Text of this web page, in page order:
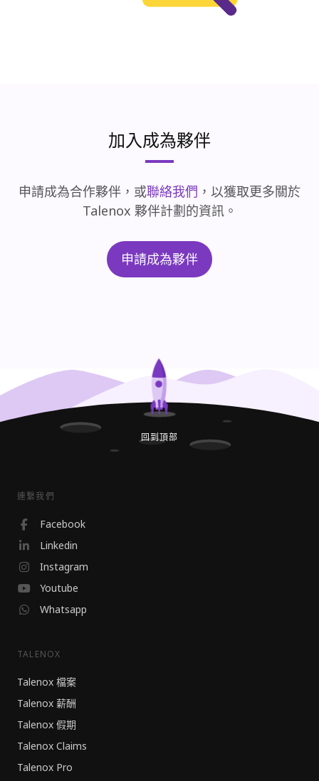
加入成為夥伴
申請成為合作夥伴，或聯絡我們 ，以獲取更多關於
Talenox 夥伴計劃的資訊。
申請成為夥伴
回到頂部
連繫我們
Facebook
Linkedin
Instagram
Youtube
Whatsapp
TALENOX
Talenox 檔案
Talenox 薪酬
Talenox 假期
Talenox Claims
Talenox Pro